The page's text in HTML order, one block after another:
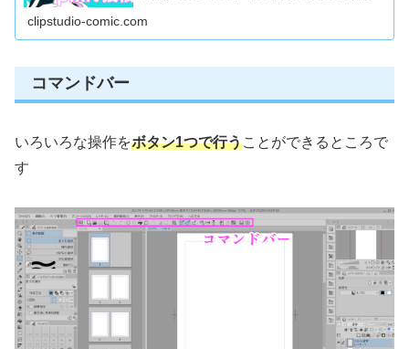
clipstudio-comic.com
コマンドバー
いろいろな操作をボタン1つで行うことができるところで
す